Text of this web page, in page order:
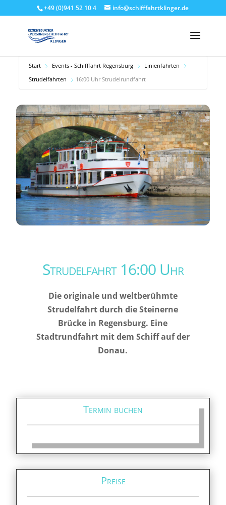
+49 (0)941 52 10 4 info@schifffahrtklinger.de
Start Events - Schifffahrt Regensburg
Linienfahrten
Strudelfahrten
16:00 Uhr Strudelrundfahrt
Strudelfahrt 16:00 Uhr
Die originale und weltberühmte
Strudelfahrt durch die Steinerne
Brücke in Regensburg. Eine
Stadtrundfahrt mit dem Schiff auf der
Donau.
Termin buchen
Preise